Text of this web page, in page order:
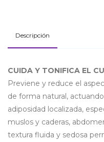
Descripción
CUIDA Y TONIFICA EL
Previene y reduce el
de forma natural,
adiposidad localizada,
muslos y caderas,
textura fluida y sedosa